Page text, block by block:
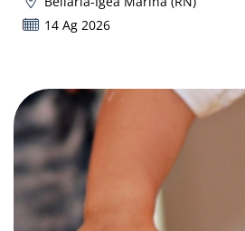
14 Ag 2026